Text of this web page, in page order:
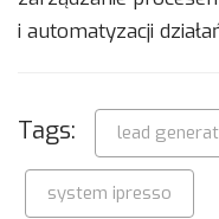
i automatyzacji
Tags: lead
system ipresso